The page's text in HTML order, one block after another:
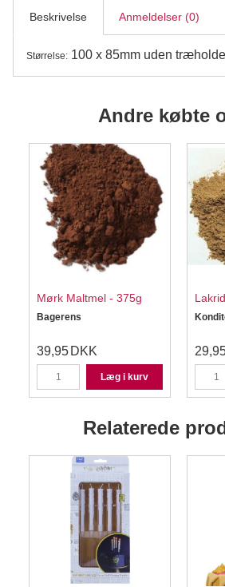
Beskrivelse Anmeldelser (0)
Størrelse: 100 x 85mm uden
Andre købte
Mørk Maltmel - 375g
Bagerens
39,95 DKK
Læg i kurv
Relaterede